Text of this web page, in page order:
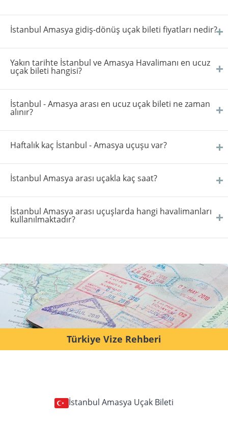
İstanbul Amasya gidiş-dönüş uçak bileti fiyatları nedir?
Yakın tarihte İstanbul ve Amasya Havalimanı en ucuz
uçak bileti hangisi?
İstanbul - Amasya arası en ucuz uçak bileti ne zaman
alınır?
Haftalık kaç İstanbul - Amasya uçuşu var?
İstanbul Amasya arası uçakla kaç saat?
İstanbul Amasya arası uçuşlarda hangi havalimanları
kullanılmaktadır?
Türkiye Vize Rehberi
İstanbul Amasya Uçak Bileti